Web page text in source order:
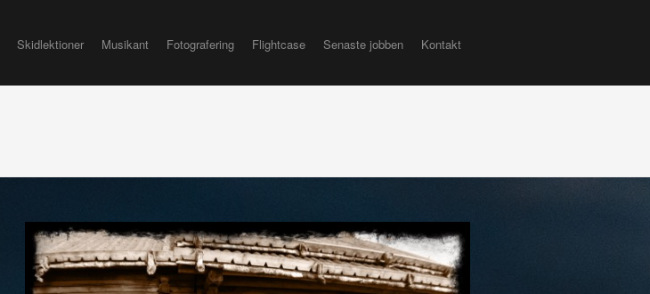
Skidlektioner Musikant Fotografering Flightcase Senaste jobben Kontakt